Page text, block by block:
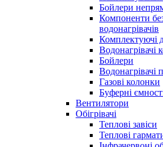
Бойлери
Компоненти
водонагрівачів
Комплектуючі
Водонагрівачі
Бойлери
Водонагрівачі
Газові колонки
Буферні
Вентилятори
Обігрівачі
Теплові завіси
Теплові